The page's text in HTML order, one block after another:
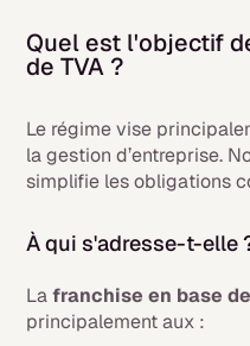
Quel est l'objectif
de TVA ?
Le régime vise
la gestion d’entreprise.
simplifie les obligations
À qui s'adresse-t-elle
Lafranchise en base
principalement aux :